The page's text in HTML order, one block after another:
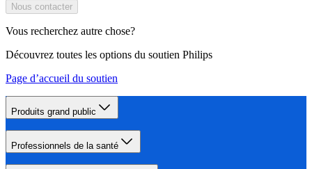
Nous contacter
Vous recherchez autre chose?
Découvrez toutes les options du soutien Philips
Page d’accueil du soutien
Produits grand public
Professionnels de la santé